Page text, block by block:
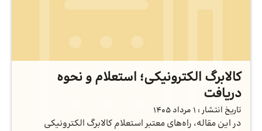
کالابرگ الکترونیکی؛ استعلام و نحوه
دریافت
تاریخ انتشار : 1 مرداد 1405
در این مقاله، راه‌های معتبر استعلام کالابرگ الکترونیکی